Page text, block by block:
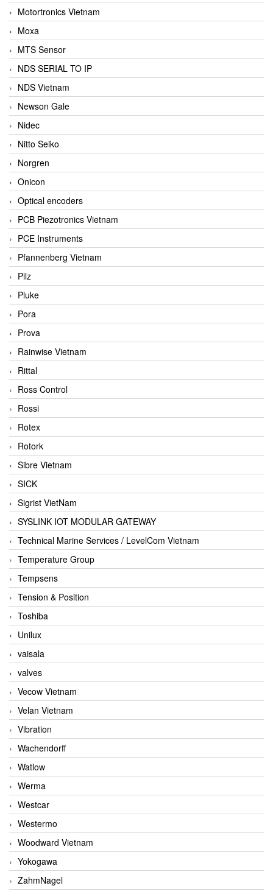
Motortronics Vietnam
Moxa
MTS Sensor
NDS SERIAL TO IP
NDS Vietnam
Newson Gale
Nidec
Nitto Seiko
Norgren
Onicon
Optical encoders
PCB Piezotronics Vietnam
PCE Instruments
Pfannenberg Vietnam
Pilz
Pluke
Pora
Prova
Rainwise Vietnam
Rittal
Ross Control
Rossi
Rotex
Rotork
Sibre Vietnam
SICK
Sigrist VietNam
SYSLINK IOT MODULAR GATEWAY
Technical Marine Services / LevelCom Vietnam
Temperature Group
Tempsens
Tension & Position
Toshiba
Unilux
vaisala
valves
Vecow Vietnam
Velan Vietnam
Vibration
Wachendorff
Watlow
Werma
Westcar
Westermo
Woodward Vietnam
Yokogawa
ZahmNagel